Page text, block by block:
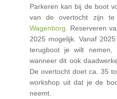
Parkeren kan bij de boot
van de overtocht zijn
Wagenborg . Reserveren
2025 mogelijk. Vanaf
terugboot je wilt
wanneer dit ook
De overtocht doet ca. 35
workshop uit dat je de
neemt.